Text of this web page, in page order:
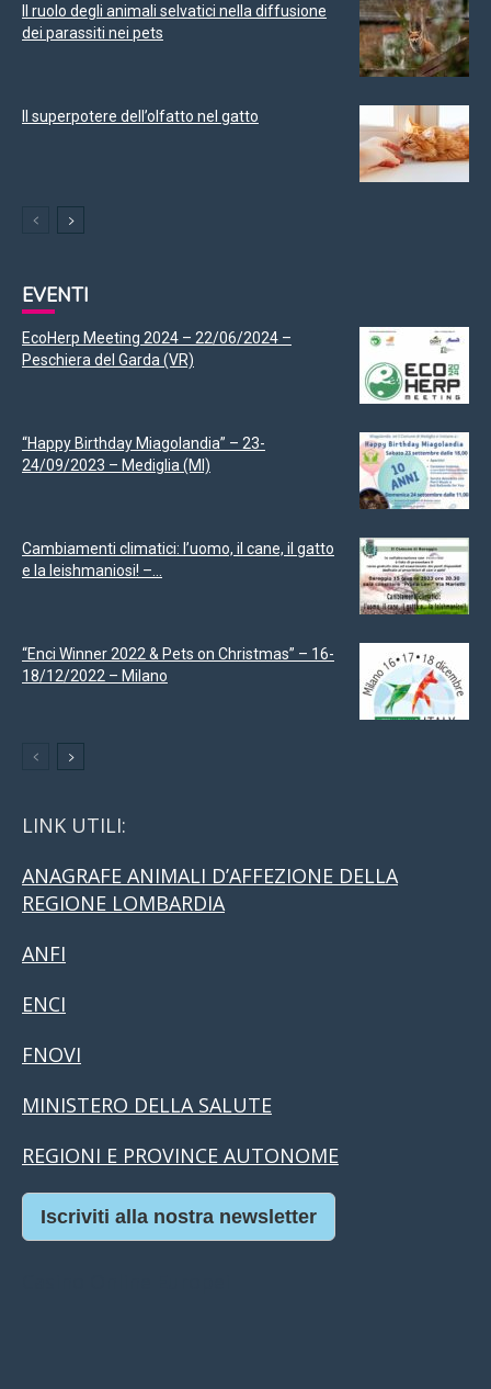
Il ruolo degli animali selvatici nella diffusione
dei parassiti nei pets
Il superpotere dell’olfatto nel gatto
EVENTI
EcoHerp Meeting 2024 – 22/06/2024 –
Peschiera del Garda (VR)
“Happy Birthday Miagolandia” – 23-
24/09/2023 – Mediglia (MI)
Cambiamenti climatici: l’uomo, il cane, il gatto
e la leishmaniosi! –...
“Enci Winner 2022 & Pets on Christmas” – 16-
18/12/2022 – Milano
LINK UTILI:
ANAGRAFE ANIMALI D’AFFEZIONE DELLA
REGIONE LOMBARDIA
ANFI
ENCI
FNOVI
MINISTERO DELLA SALUTE
REGIONI E PROVINCE AUTONOME
Iscriviti alla nostra newsletter